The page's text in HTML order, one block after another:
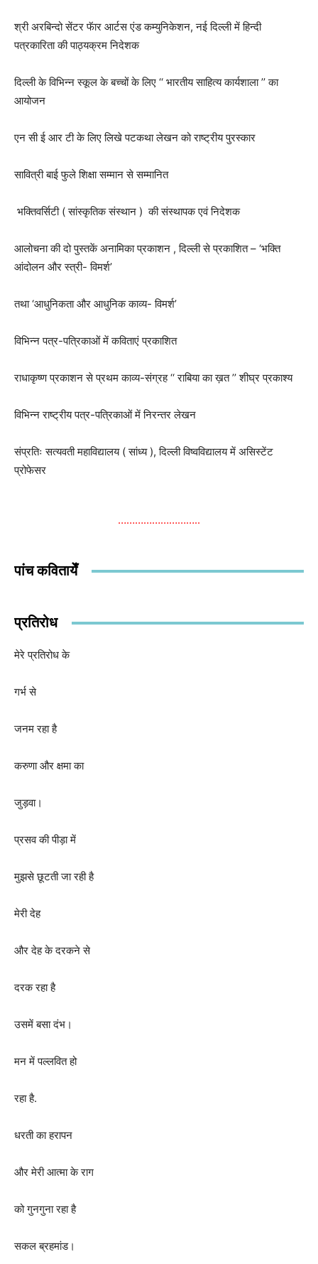
श्री अरबिन्दो सेंटर फॅार आर्टस एंड कम्युनिकेशन,नई दिल्ली में हिन्दी
पत्रकारिता की पाठ्यक्रम निदेशक
दिल्ली के विभिन्न स्कूल के बच्चों के लिए ‘‘ भारतीय साहित्य कार्यशाला ’’ का
आयोजन
एन सी ई आर टी के लिए लिखे पटकथा लेखन को राष्ट्रीय पुरस्कार
सावित्री बाई फुले शिक्षा सम्मान से सम्मानित
भक्तिवर्सिटी ( सांस्कृतिक संस्थान ) की संस्थापक एवं निदेशक
आलोचना की दो पुस्तकें अनामिका प्रकाशन ,दिल्ली से प्रकाशित – ‘भक्ति
आंदोलन और स्त्री- विमर्श’
तथा ‘आधुनिकता और आधुनिक काव्य- विमर्श’
विभिन्न पत्र-पत्रिकाओं में कविताएं प्रकाशित
राधाकृष्ण प्रकाशन से प्रथम काव्य-संग्रह ‘‘ राबिया का ख़त ’’ शीघ्र प्रकाश्य
विभिन्न राष्ट्रीय पत्र-पत्रिकाओं में निरन्तर लेखन
संप्रतिः सत्यवती महाविद्यालय ( सांध्य ),दिल्ली विष्वविद्यालय में असिस्टेंट
प्रोफेसर
………………………..
पांच कवितायेँ
प्रतिरोध
मेरे प्रतिरोध के
गर्भ से
जनम रहा है
करुणा और क्षमा का
जुड़वा।
प्रसव की पीड़ा में
मुझसे छूटती जा रही है
मेरी देह
और देह के दरकने से
दरक रहा है
उसमें बसा दंभ।
मन में पल्लवित हो
रहा है.
धरती का हरापन
और मेरी आत्मा के राग
को गुनगुना रहा है
सकल ब्रहमांड।